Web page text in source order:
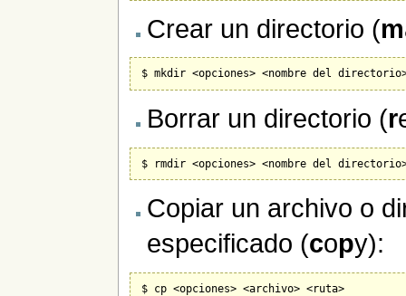
Crear un directorio (m
Borrar un directorio (r
Copiar un archivo o
especificado (copy):